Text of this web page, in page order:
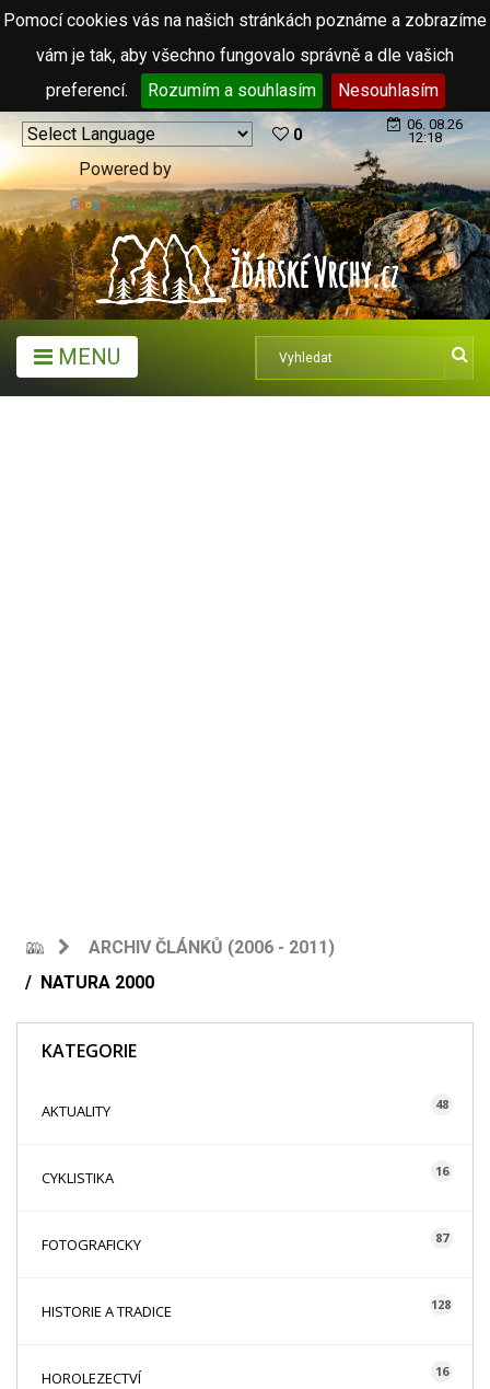
Pomocí cookies vás na našich stránkách poznáme a zobrazíme
vám je tak, aby všechno fungovalo správně a dle vašich
preferencí.
Rozumím a souhlasím Nesouhlasím
Powered by
Translate
0
06. 08.26
12:18
MENU
ARCHIV ČLÁNKŮ (2006 - 2011)
NATURA 2000
KATEGORIE
AKTUALITY 48
CYKLISTIKA 16
FOTOGRAFICKY 87
HISTORIE A TRADICE 128
HOROLEZECTVÍ 16